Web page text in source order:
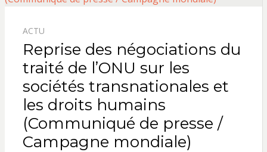
ACTU
Reprise des négociations du
traité de l’ONU sur les
sociétés transnationales et
les droits humains
(Communiqué de presse /
Campagne mondiale)